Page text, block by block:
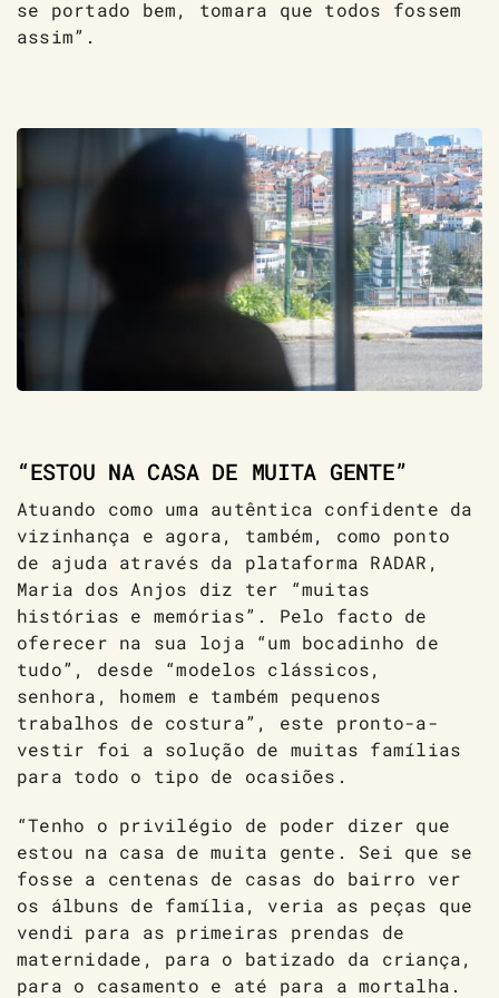
se portado bem, tomara que todos fossem
assim”.
“ESTOU NA CASA DE MUITA GENTE”
Atuando como uma autêntica confidente da
vizinhança e agora, também, como ponto
de ajuda através da plataforma RADAR,
Maria dos Anjos diz ter “muitas
histórias e memórias”. Pelo facto de
oferecer na sua loja “um bocadinho de
tudo”, desde “modelos clássicos,
senhora, homem e também pequenos
trabalhos de costura”, este pronto-a-
vestir foi a solução de muitas famílias
para todo o tipo de ocasiões.
“Tenho o privilégio de poder dizer que
estou na casa de muita gente. Sei que se
fosse a centenas de casas do bairro ver
os álbuns de família, veria as peças que
vendi para as primeiras prendas de
maternidade, para o batizado da criança,
para o casamento e até para a mortalha.